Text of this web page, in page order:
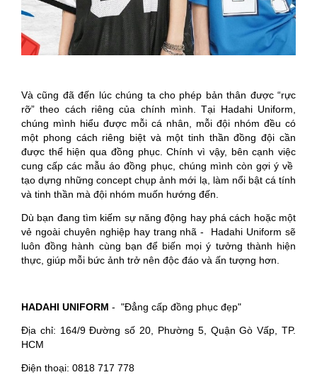
Và cũng đã đến lúc chúng ta cho phép bản thân được “rực
rỡ” theo cách riêng của chính mình. Tại Hadahi Uniform,
chúng mình hiểu được mỗi cá nhân, mỗi đội nhóm đều có
một phong cách riêng biệt và một tinh thần đồng đội cần
được thể hiện qua đồng phục. Chính vì vậy, bên cạnh việc
cung cấp các mẫu áo đồng phục, chúng mình còn gợi ý về
tạo dựng những concept chụp ảnh mới lạ, làm nổi bật cá tính
và tinh thần mà đội nhóm muốn hướng đến.
Dù bạn đang tìm kiếm sự năng động hay phá cách hoặc một
vẻ ngoài chuyên nghiệp hay trang nhã - Hadahi Uniform sẽ
luôn đồng hành cùng bạn để biến mọi ý tưởng thành hiện
thực, giúp mỗi bức ảnh trở nên độc đáo và ấn tượng hơn.
HADAHI UNIFORM - "Đẳng cấp đồng phục đẹp"
Địa chỉ: 164/9 Đường số 20, Phường 5, Quận Gò Vấp, TP.
HCM
Điện thoại: 0818 717 778